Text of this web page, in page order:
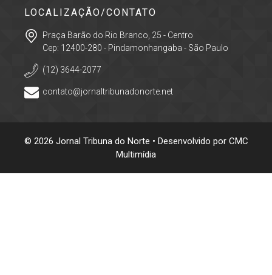
LOCALIZAÇÃO/CONTATO
Praça Barão do Rio Branco, 25 - Centro
Cep: 12400-280 - Pindamonhangaba - São Paulo
(12) 3644-2077
contato@jornaltribunadonorte.net
© 2026 Jornal Tribuna do Norte • Desenvolvido por CMC
Multimídia